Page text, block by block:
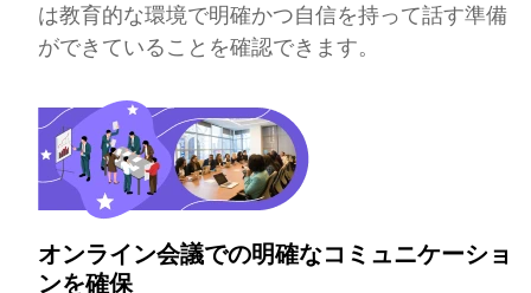
は教育的な環境で明確かつ自信を持って話す準備
ができていることを確認できます。
オンライン会議での明確なコミュニケーショ
ンを確保